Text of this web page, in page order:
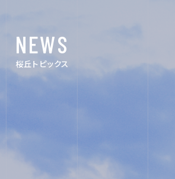
NEWS
桜丘トピックス